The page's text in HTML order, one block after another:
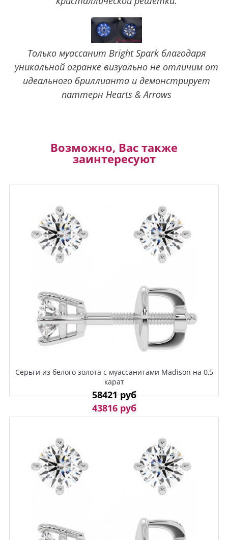
Только муассанит Bright Spark благодаря
уникальной огранке визуально не отличим от
идеального бриллианта и демонстрирует
паттерн Hearts & Arrows
Возможно, Вас также
заинтересуют
Серьги из белого золота с муассанитами Madison на 0,5
карат
58421 руб
43816 руб